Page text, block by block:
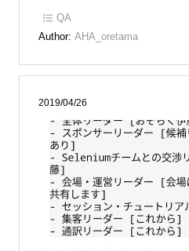
QA
Author: AHA_oretama
2019/04/26